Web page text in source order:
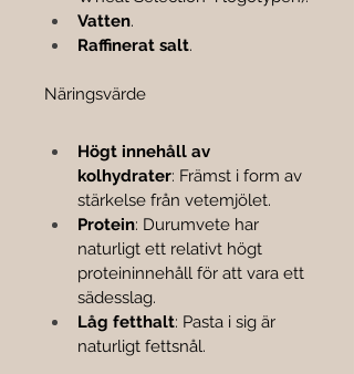
Vatten.
Raffinerat salt.
Näringsvärde
Högt innehåll av
kolhydrater: Främst i form av
stärkelse från vetemjölet.
Protein: Durumvete har
naturligt ett relativt högt
proteininnehåll för att vara ett
sädesslag.
Låg fetthalt: Pasta i sig är
naturligt fettsnål.